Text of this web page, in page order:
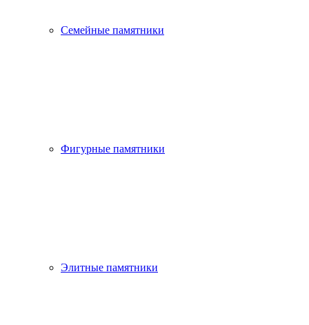
Семейные памятники
Фигурные памятники
Элитные памятники